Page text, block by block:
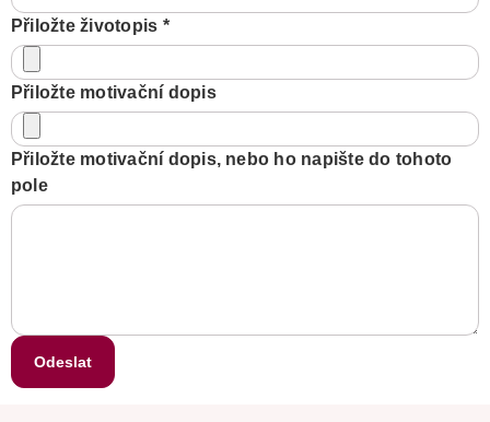
Přiložte životopis *
Přiložte motivační dopis
Přiložte motivační dopis, nebo ho napište do tohoto
pole
Odeslat